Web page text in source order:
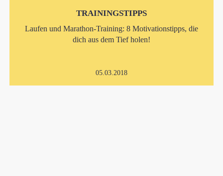
TRAININGSTIPPS
Laufen und Marathon-Training: 8 Motivationstipps, die
dich aus dem Tief holen!
05.03.2018